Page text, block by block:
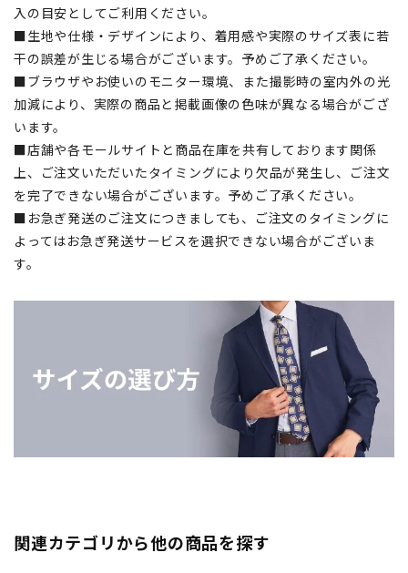
入の目安としてご利用ください。
■生地や仕様・デザインにより、着用感や実際のサイズ表に若
干の誤差が生じる場合がございます。予めご了承ください。
■ブラウザやお使いのモニター環境、また撮影時の室内外の光
加減により、実際の商品と掲載画像の色味が異なる場合がござ
います。
■店舗や各モールサイトと商品在庫を共有しております関係
上、ご注文いただいたタイミングにより欠品が発生し、ご注文
を完了できない場合がございます。予めご了承ください。
■お急ぎ発送のご注文につきましても、ご注文のタイミングに
よってはお急ぎ発送サービスを選択できない場合がございま
す。
関連カテゴリから他の商品を探す